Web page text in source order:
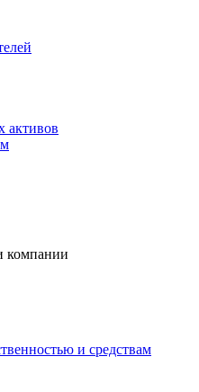
активов
компании
и средствам